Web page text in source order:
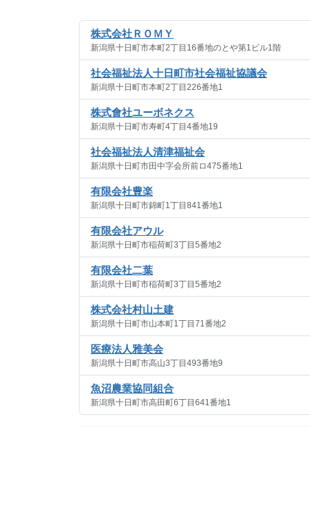
株式会社ＲＯＭＹ
新潟県十日町市本町2丁目16番地のとや第1ビル1階
社会福祉法人十日町市社会福祉協議会
新潟県十日町市本町2丁目226番地1
株式會社ユーボネクス
新潟県十日町市寿町4丁目4番地19
社会福祉法人清津福祉会
新潟県十日町市田中字会所前ロ475番地1
有限会社豊楽
新潟県十日町市錦町1丁目841番地1
有限会社アウル
新潟県十日町市稲荷町3丁目5番地2
有限会社二葉
新潟県十日町市稲荷町3丁目5番地2
株式会社村山土建
新潟県十日町市山本町1丁目71番地2
医療法人雅美会
新潟県十日町市高山3丁目493番地9
魚沼農業協同組合
新潟県十日町市高田町6丁目641番地1